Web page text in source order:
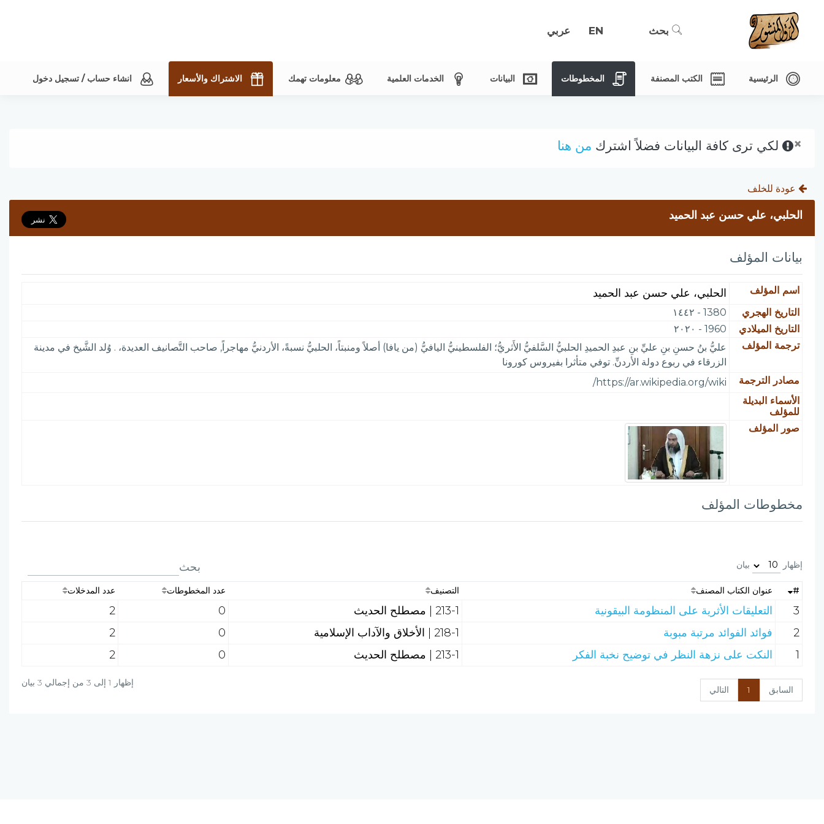
بحث EN عربي
الرئيسية الكتب المصنفة المخطوطات البيانات الخدمات العلمية معلومات تهمك الاشتراك والأسعار انشاء حساب / تسجيل دخول
× لكي ترى كافة البيانات فضلاً اشترك من هنا
عودة للخلف
الحلبي، علي حسن عبد الحميد
بيانات المؤلف
اسم المؤلف الحلبي، علي حسن عبد الحميد
التاريخ الهجري
1380 - ١٤٤٢
التاريخ الميلادي
1960 - ٢٠٢٠
ترجمة المؤلف
عليُّ بنُ حسنِ بنِ عليِّ بنِ عبدِ الحميدِ الحلبيُّ السَّلفيُّ الأَثريُّ؛ الفلسطينيُّ اليافيُّ (من يافا) أصلاً ومنبتاً، الحلبيُّ نسبةً، الأردنيُّ مهاجراً, صاحب التَّصانيف العديدة، . وُلد الشَّيخ في مدينة
الزرقاء في ربوع دولة الأردنِّ. توفي متأثرا بفيروس كورونا
مصادر الترجمة
https://ar.wikipedia.org/wiki/
الأسماء البديلة
للمؤلف
صور المؤلف
مخطوطات المؤلف
إظهار بيان بحث
# عنوان الكتاب المصنف التصنيف عدد المخطوطات عدد المدخلات
3 التعليقات الأثرية على المنظومة البيقونية 213-1 | مصطلح الحديث 0
2
2
فوائد الفوائد مرتبة مبوبة 218-1 | الأخلاق والآداب الإسلامية 0
2
1
النكت على نزهة النظر في توضيح نخبة الفكر 213-1 | مصطلح الحديث 0
2
إظهار 1 إلى 3 من إجمالي 3 بيان
السابق 1 التالي